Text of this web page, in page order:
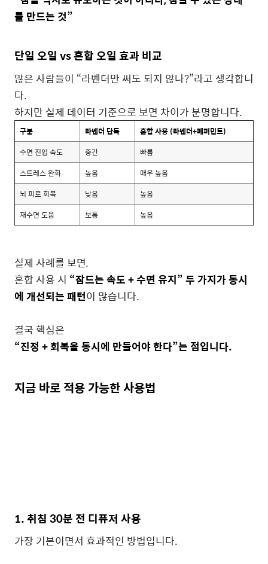
를 만드는 것”
단일 오일 vs 혼합 오일 효과 비교
많은 사람들이 “라벤더만 써도 되지 않나?”라고 생각합니
다.
하지만 실제 데이터 기준으로 보면 차이가 분명합니다.
구분 라벤더 단독
혼합 사용 (라벤더+페퍼민트)
수면 진입 속도
중간
빠름
스트레스 완화
높음
매우 높음
뇌 피로 회복
낮음
높음
재수면 도움
보통 높음
실제 사례를 보면,
혼합 사용 시 “잠드는 속도 + 수면 유지” 두 가지가 동시
에 개선되는 패턴이 많습니다.
결국 핵심은
“진정 + 회복을 동시에 만들어야 한다”는 점입니다.
지금 바로 적용 가능한 사용법
1. 취침 30분 전 디퓨저 사용
가장 기본이면서 효과적인 방법입니다.